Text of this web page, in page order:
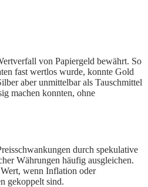
von Papiergeld bewährt. So
fast wertlos wurde, konnte Gold
aber unmittelbar als Tauschmittel
machen konnten, ohne
durch spekulative
Währungen häufig ausgleichen.
wenn Inflation oder
gekoppelt sind.